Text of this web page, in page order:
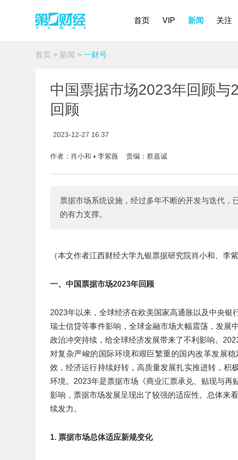
首页 VIP 新闻 关注
首页 > 新闻 > 一财号
中国票据市场2023年回顾与
回顾
2023-12-27 16:37
作者：肖小和 ▪ 李紫薇 责编：蔡嘉诚
票据市场系统设施，经过多年不断的开发与迭代，
的有力支撑。
（本文作者江西财经大学九银票据研究院肖小和、李紫
一、中国票据市场2023年回顾
2023年以来，全球经济在欧美国家高通胀以及中央银
瑞士信贷等事件影响，全球金融市场大幅震荡，发展
政治冲突持续，给全球经济发展带来了不利影响。
对复杂严峻的国际环境和艰巨繁重的国内改革发展
效，经济运行持续好转，高质量发展扎实推进转，积
环境。2023年是票据市场《商业汇票承兑、贴现与
影响，票据市场发展呈现出了较强的适应性。总体来
续发力。
1. 票据市场总体适应新规变化